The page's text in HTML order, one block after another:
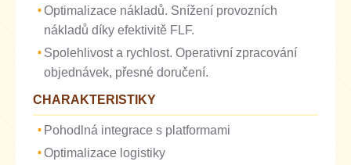
Optimalizace nákladů. Snížení provozních
nákladů díky efektivitě FLF.
Spolehlivost a rychlost. Operativní zpracování
objednávek, přesné doručení.
CHARAKTERISTIKY
Pohodlná integrace s platformami
Optimalizace logistiky